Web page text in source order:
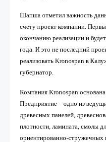
Шапша отметил важность
счету проект компании.
окончанию реализации и
года. И это не последний
реализовать Kronospan в
губернатор.
Компания Kronospan
Предприятие – одно из
древесных панелей,
плотности, ламината, смолы
ориентированно-стружечных